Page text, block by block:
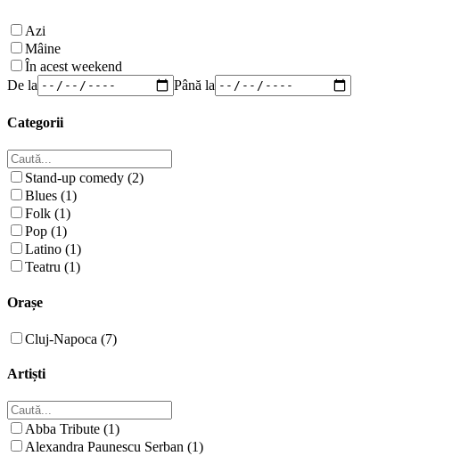
Azi
Mâine
În acest weekend
De la
Până la
Categorii
Stand-up comedy (2)
Blues (1)
Folk (1)
Pop (1)
Latino (1)
Teatru (1)
Orașe
Cluj-Napoca (7)
Artiști
Abba Tribute (1)
Alexandra Paunescu Serban (1)